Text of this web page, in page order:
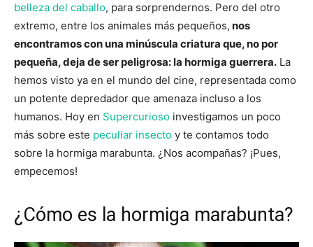
belleza del caballo, para sorprendernos. Pero del otro
extremo, entre los animales más pequeños, nos
encontramos con una minúscula criatura que, no por
pequeña, deja de ser peligrosa: la hormiga guerrera. La
hemos visto ya en el mundo del cine, representada como
un potente depredador que amenaza incluso a los
humanos. Hoy en Supercurioso investigamos un poco
más sobre este peculiar insecto y te contamos todo
sobre la hormiga marabunta. ¿Nos acompañas? ¡Pues,
empecemos!
¿Cómo es la hormiga marabunta?